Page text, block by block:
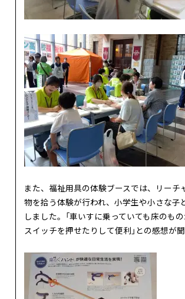
また、福祉用具の体験ブースでは、リーチ
物を拾う体験が行われ、小学生や小さな子
しました。「車いすに乗っていても床のもの
スイッチを押せたりして便利」との感想が聞